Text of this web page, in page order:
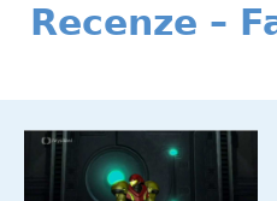
Recenze –